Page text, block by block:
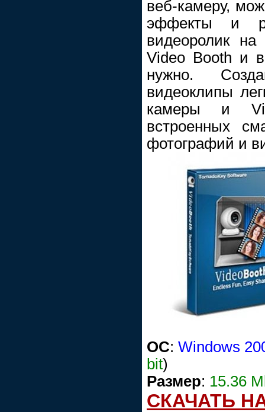
веб-камеру,
эффекты и
видеоролик
Video Booth и
нужно.
видеоклипы
камеры и
встроенных
фотографий и
OC: Windows
bit)
Размер: 15.36
СКАЧАТЬ